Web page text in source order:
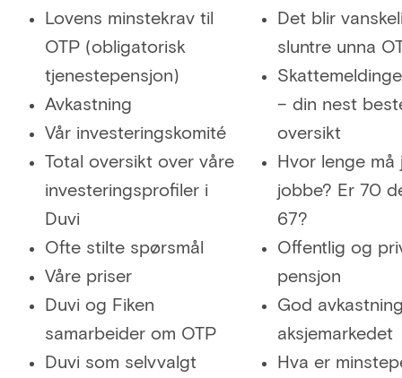
Lovens minstekrav til
OTP (obligatorisk
tjenestepensjon)
Avkastning
Vår investeringskomité
Total oversikt over våre
investeringsprofiler i
Duvi
Ofte stilte spørsmål
Våre priser
Duvi og Fiken
samarbeider om OTP
Duvi som selvvalgt
Det blir
sluntre unna
– din nest
oversikt
Hvor lenge må
jobbe? Er 70
67?
Offentlig og
pensjon
God
aksjemarkedet
Hva er